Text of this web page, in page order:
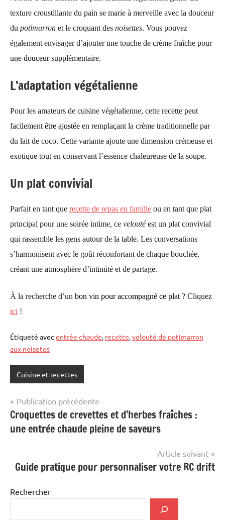
texture croustillante du pain se marie à merveille avec la douceur
du potimarron et le croquant des noisettes. Vous pouvez
également envisager d’ajouter une touche de crème fraîche pour
une douceursupplémentaire.
L’adaptation végétalienne
Pour les amateurs de cuisine végétalienne, cette recette peut
facilement être ajustée en remplaçant la crème traditionnelle par
du lait de coco. Cette variante ajoute une dimension crémeuse et
exotique tout en conservant l’essence chaleureuse de la soupe.
Un plat convivial
Parfait en tant que recette de repas en famille ou en tant que plat
principal pour une soirée intime, ce veloutéest un plat convivial
qui rassemble les gens autour de la table. Les conversations
s’harmonisent avec le goût réconfortant de chaque bouchée,
créant une atmosphère d’intimité et de partage.
À la recherche d’un bon vin pour accompagné ce plat ? Cliquez
ici !
Étiqueté avec entrée chaude, recette,velouté de potimarron
aux noisetes
Cuisine et recettes
Navigation
de
l’article
Publication précédente
Croquettes de crevettes et d’herbes fraîches :
une entrée chaude pleine de saveurs
Article suivant
Guide pratique pour personnaliser votre RC drift
Rechercher